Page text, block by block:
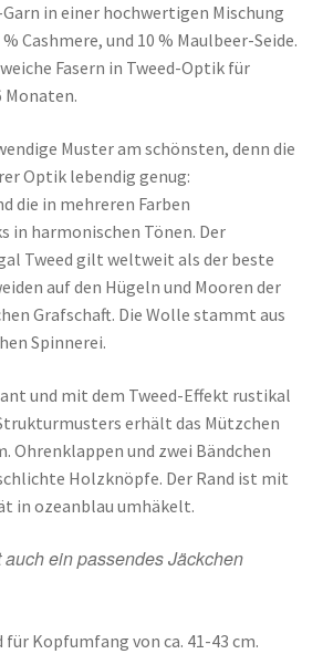
in einer hochwertigen Mischung
Cashmere, und 10 % Maulbeer-Seide.
Fasern in Tweed-Optik für
Monaten.
Muster am schönsten, denn die
Optik lebendig genug:
die in mehreren Farben
in harmonischen Tönen. Der
Tweed gilt weltweit als der beste
auf den Hügeln und Mooren der
Grafschaft. Die Wolle stammt aus
Spinnerei.
und mit dem Tweed-Effekt rustikal
erhält das Mützchen
Ohrenklappen und zwei Bändchen
Holzknöpfe. Der Rand ist mit
in ozeanblau umhäkelt.
ein passendes Jäckchen
für Kopfumfang von ca. 41-43 cm.